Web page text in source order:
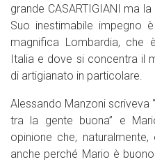
grande CASARTIGIANI ma
Suo inestimabile impegno
magnifica Lombardia,
Italia e dove si concentra il
di artigianato in particolare.
Alessando Manzoni scriveva
tra la gente buona” e
opinione che,
anche perché Mario è